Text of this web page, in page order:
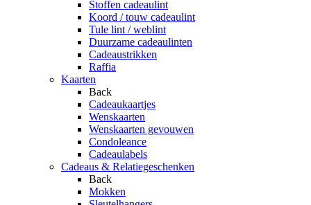
Stoffen cadeaulint
Koord / touw cadeaulint
Tule lint / weblint
Duurzame cadeaulinten
Cadeaustrikken
Raffia
Kaarten
Back
Cadeaukaartjes
Wenskaarten
Wenskaarten gevouwen
Condoleance
Cadeaulabels
Cadeaus & Relatiegeschenken
Back
Mokken